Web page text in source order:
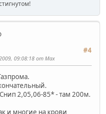
#4
09:08:18 от Max
Снип 2,05,06-85* - там 200м.
и многие на крови